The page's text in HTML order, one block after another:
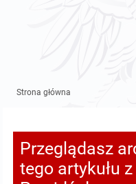
Strona główna
Przeglądasz
tego artykułu